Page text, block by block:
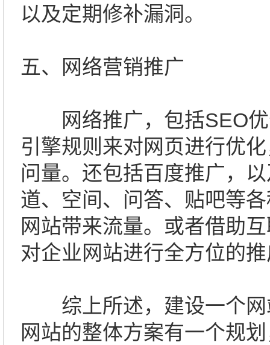
以及定期修补漏洞。
五、网络营销推广
网络推广，包括SEO优
引擎规则来对网页进行优
问量。还包括百度推广，
道、空间、问答、贴吧等
网站带来流量。或者借助
对企业网站进行全方位的
综上所述，建设一个网
网站的整体方案有一个规